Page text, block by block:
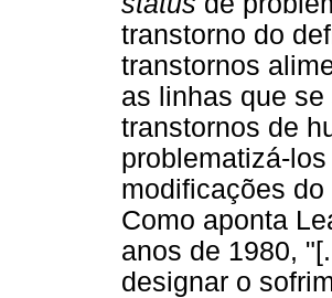
transtorno do
transtornos
as linhas que
transtornos de
problematizá-
modificações
Como aponta
anos de 1980,
designar o